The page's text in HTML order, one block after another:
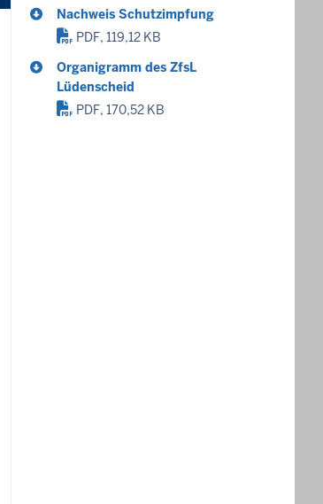
Nachweis Schutzimpfung
PDF, 119,12 KB
Organigramm des ZfsL
Lüdenscheid
PDF, 170,52 KB